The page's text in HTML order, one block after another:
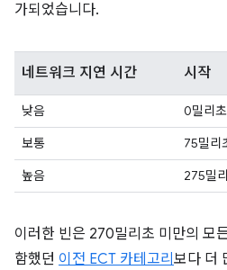
가되었습니다.
네트워크 지연 시간 시작
낮음 0밀리초
보통
75밀리
높음
275밀
이러한 빈은 270밀리초 미만의 모
함했던 이전 ECT 카테고리 보다 더